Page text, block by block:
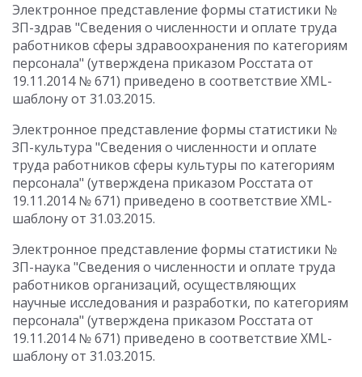
Электронное представление формы статистики №
ЗП-здрав "Сведения о численности и оплате труда
работников сферы здравоохранения по категориям
персонала" (утверждена приказом Росстата от
19.11.2014 № 671) приведено в соответствие XML-
шаблону от 31.03.2015.
Электронное представление формы статистики №
ЗП-культура "Сведения о численности и оплате
труда работников сферы культуры по категориям
персонала" (утверждена приказом Росстата от
19.11.2014 № 671) приведено в соответствие XML-
шаблону от 31.03.2015.
Электронное представление формы статистики №
3П-наука "Сведения о численности и оплате труда
работников организаций, осуществляющих
научные исследования и разработки, по категориям
персонала" (утверждена приказом Росстата от
19.11.2014 № 671) приведено в соответствие XML-
шаблону от 31.03.2015.